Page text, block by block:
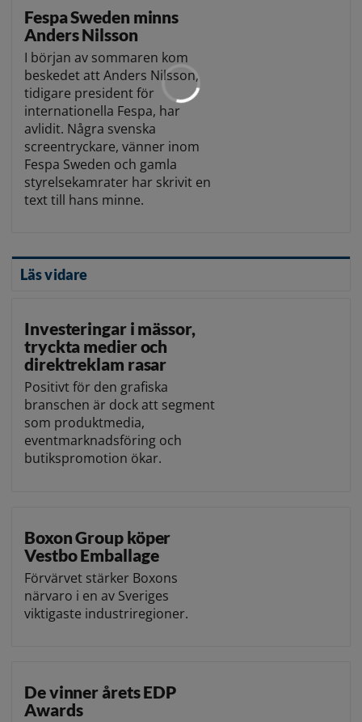
Fespa Sweden minns
Anders Nilsson
I början av sommaren kom
beskedet att Anders Nilsson,
tidigare president för
internationella Fespa, har
avlidit. Några svenska
screentryckare, vänner inom
Fespa Sweden och gamla
styrelsekamrater har skrivit en
text till hans minne.
Läs vidare
Investeringar i mässor,
tryckta medier och
direktreklam rasar
Positivt för den grafiska
branschen är dock att segment
som produktmedia,
eventmarknadsföring och
butikspromotion ökar.
Boxon Group köper
Vestbo Emballage
Förvärvet stärker Boxons
närvaro i en av Sveriges
viktigaste industriregioner.
De vinner årets EDP
Awards